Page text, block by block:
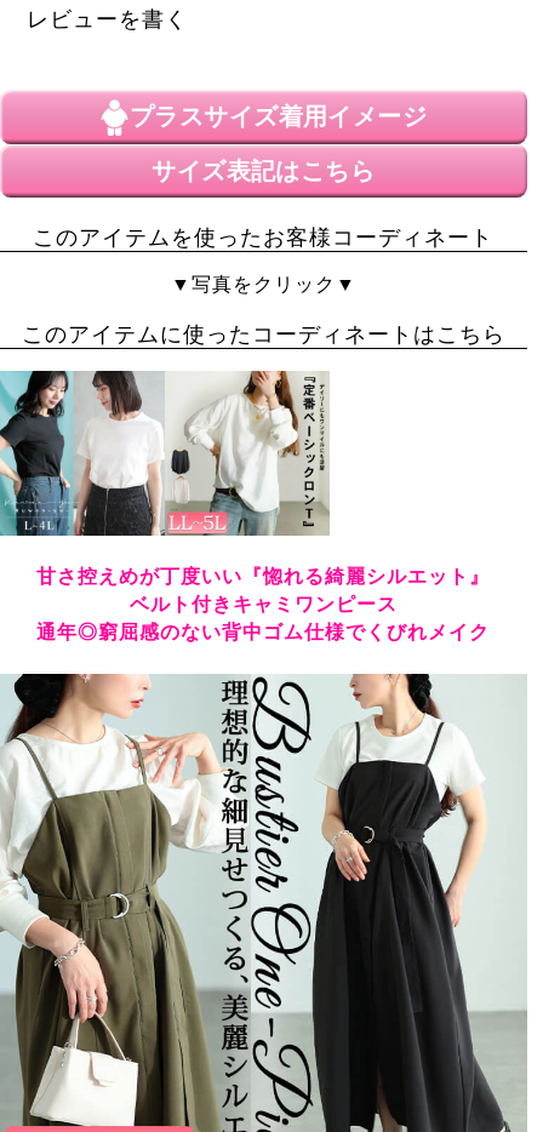
レビューを書く
プラスサイズ着用イメージ
サイズ表記はこちら
このアイテムを使ったお客様コーディネート
▼写真をクリック▼
このアイテムに使ったコーディネートはこちら
甘さ控えめが丁度いい『惚れる綺麗シルエット』
ベルト付きキャミワンピース
通年◎窮屈感のない背中ゴム仕様でくびれメイク